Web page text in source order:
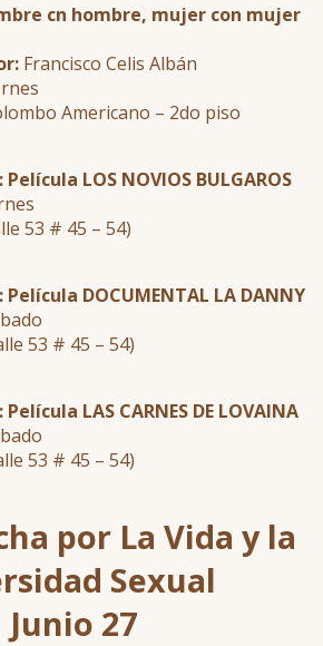
cn hombre, mujer con mujer
Francisco Celis Albán
Americano – 2do piso
LOS NOVIOS BULGAROS
53 # 45 – 54)
DOCUMENTAL LA DANNY
53 # 45 – 54)
LAS CARNES DE LOVAINA
53 # 45 – 54)
por La Vida y la
Sexual
Junio 27